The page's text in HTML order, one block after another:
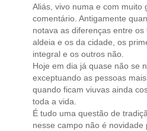
Aliás, vivo numa e com muito
comentário. Antigamente
notava as diferenças entre
aldeia e os da cidade, os
integral e os outros não.
Hoje em dia já quase não se
exceptuando as pessoas
quando ficam viuvas ainda
toda a vida.
É tudo uma questão de
nesse campo não é